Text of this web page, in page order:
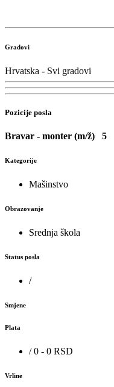
Gradovi
Hrvatska - Svi gradovi
Pozicije posla
Bravar - monter (m/ž) 5
Kategorije
Mašinstvo
Obrazovanje
Srednja škola
Status posla
/
Smjene
Plata
/ 0 - 0 RSD
Vrline